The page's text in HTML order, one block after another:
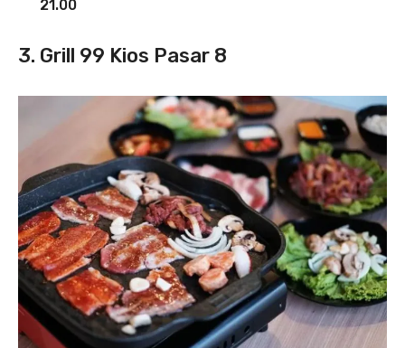
21.00
3. Grill 99 Kios Pasar 8